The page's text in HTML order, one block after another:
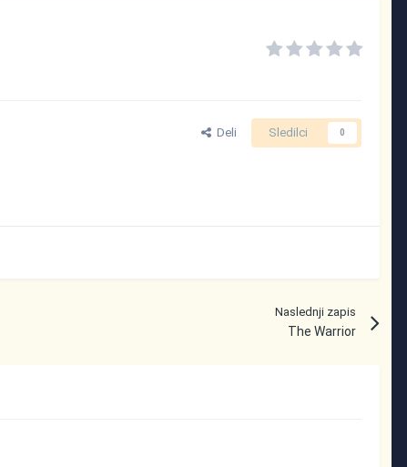
Deli Sledilci 0
Naslednji zapis
The Warrior